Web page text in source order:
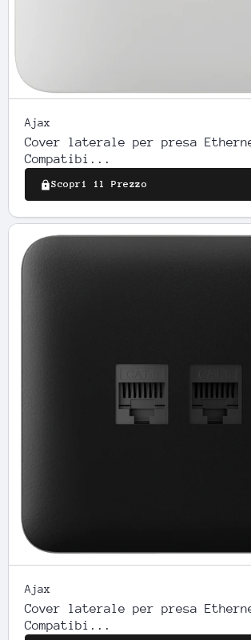
Ajax
Cover laterale per presa
Compatibi...
Scopri il Prezzo
Ajax
Cover laterale per presa
Compatibi...